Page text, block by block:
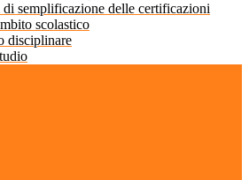
semplificazione delle certificazioni
scolastico
disciplinare